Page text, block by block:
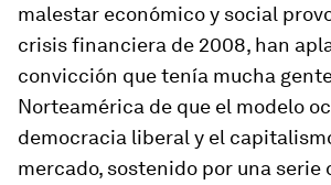
malestar económico y social
crisis financiera de 2008, han
convicción que tenía mucha
Norteamérica de que el modelo
democracia liberal y el
mercado, sostenido por una serie